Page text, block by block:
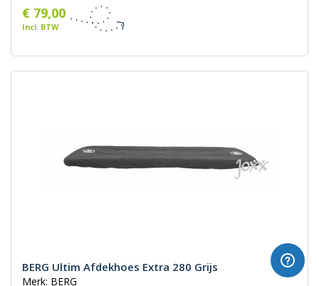
€ 79,00
Incl. BTW
BERG Ultim Afdekhoes Extra 280 Grijs
Merk: BERG